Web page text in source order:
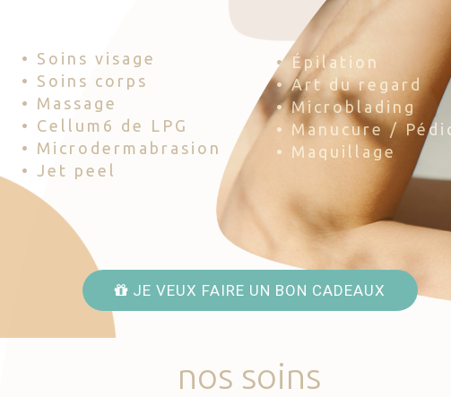
• Soins visage
• Soins corps
• Massage
• Cellum6 de LPG
• Microdermabrasion
• Jet peel
• Épilation
• Art du regard
• Microblading
• Manucure /
• Maquillage
JE VEUX FAIRE UN BON CADEAUX
nos soins